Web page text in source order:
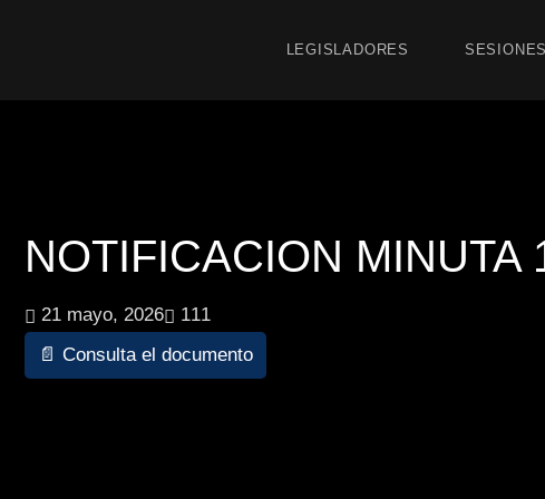
LEGISLADORES SESIONES
NOTIFICACION MINUTA
21 mayo, 2026
111
📄 Consulta el documento